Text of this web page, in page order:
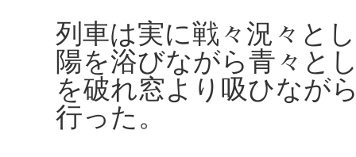
列車は実に戦々況々と
陽を浴びながら青々と
を破れ窓より吸ひなが
行った。